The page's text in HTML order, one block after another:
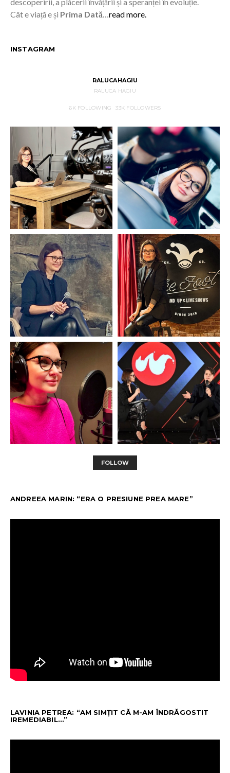
Cât e viață e și Prima Dată…read more.
INSTAGRAM
RALUCAHAGIU
RALUCA HAGIU
6KFOLLOWING 33K FOLLOWERS
FOLLOW
ANDREEA MARIN: “ERA O PRESIUNE PREA MARE”
LAVINIA PETREA: “AM SIMȚIT CĂ M-AM ÎNDRĂGOSTIT
IREMEDIABIL…”